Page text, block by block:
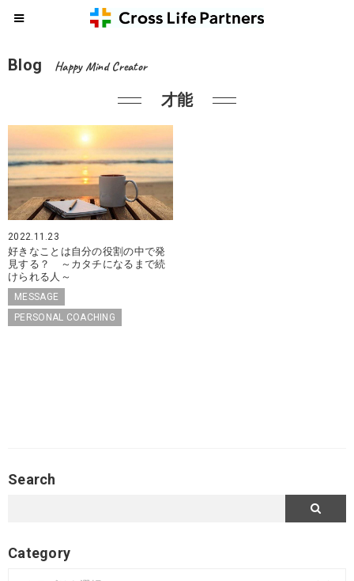
Blog Happy Mind Creator
才能
2022.11.23
好きなことは自分の役割の中で発
見する？ ～カタチになるまで続
けられる人～
MESSAGE
PERSONAL COACHING
Search
Category